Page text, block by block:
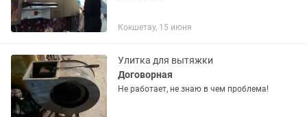
Кокшетау, 15 июня
Улитка для вытяжки
Договорная
Не работает, не знаю в чем проблема!